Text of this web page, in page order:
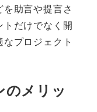
助言や提言さ
だけでなく開
プロジェクト
メリッ